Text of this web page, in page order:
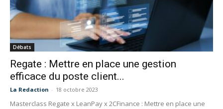
Débats
Regate : Mettre en place une gestion
efficace du poste client...
La Redaction - 18 octobre 2023
Masterclass Regate x LeanPay x 2CFinance : Mettre en place une